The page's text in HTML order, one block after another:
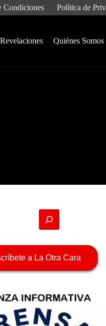
Condiciones Política de
Revelaciones Quiénes Somos
a La Otra Cara